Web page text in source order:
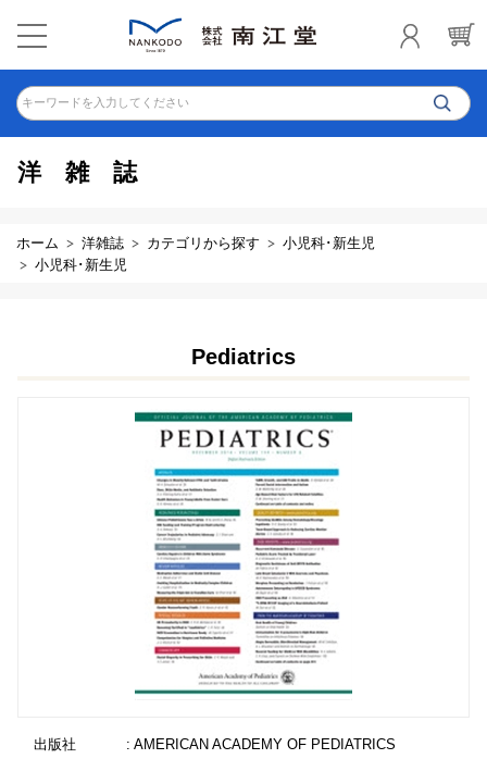
キーワードを入力してください
洋雑誌
ホーム 洋雑誌 カテゴリから探す
小児科･新生児
小児科･新生児
Pediatrics
出版社
: AMERICAN ACADEMY OF PEDIATRICS